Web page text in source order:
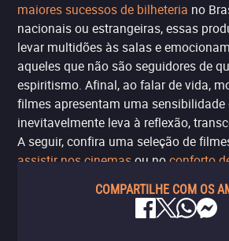
maiores sucessos de bilheteria no
nacionais ou estrangeiras, essas
levar multidões às salas e
aqueles que não são seguidores de
espiritismo. Afinal, ao falar de vida,
filmes apresentam uma sensibilidade
inevitavelmente leva à reflexão,
A seguir, confira uma seleção de
assistir nos cinemas ou noconforto
COMPARTILHE COM OS